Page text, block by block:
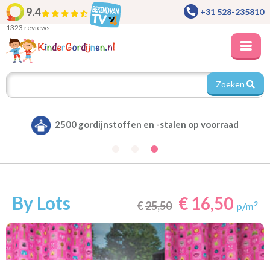
9.4
1323 reviews
+31 528-235810
Zoeken
Alle gordijnen verduisterend leverbaar
By Lots €25,50 € 16,50 p/m2